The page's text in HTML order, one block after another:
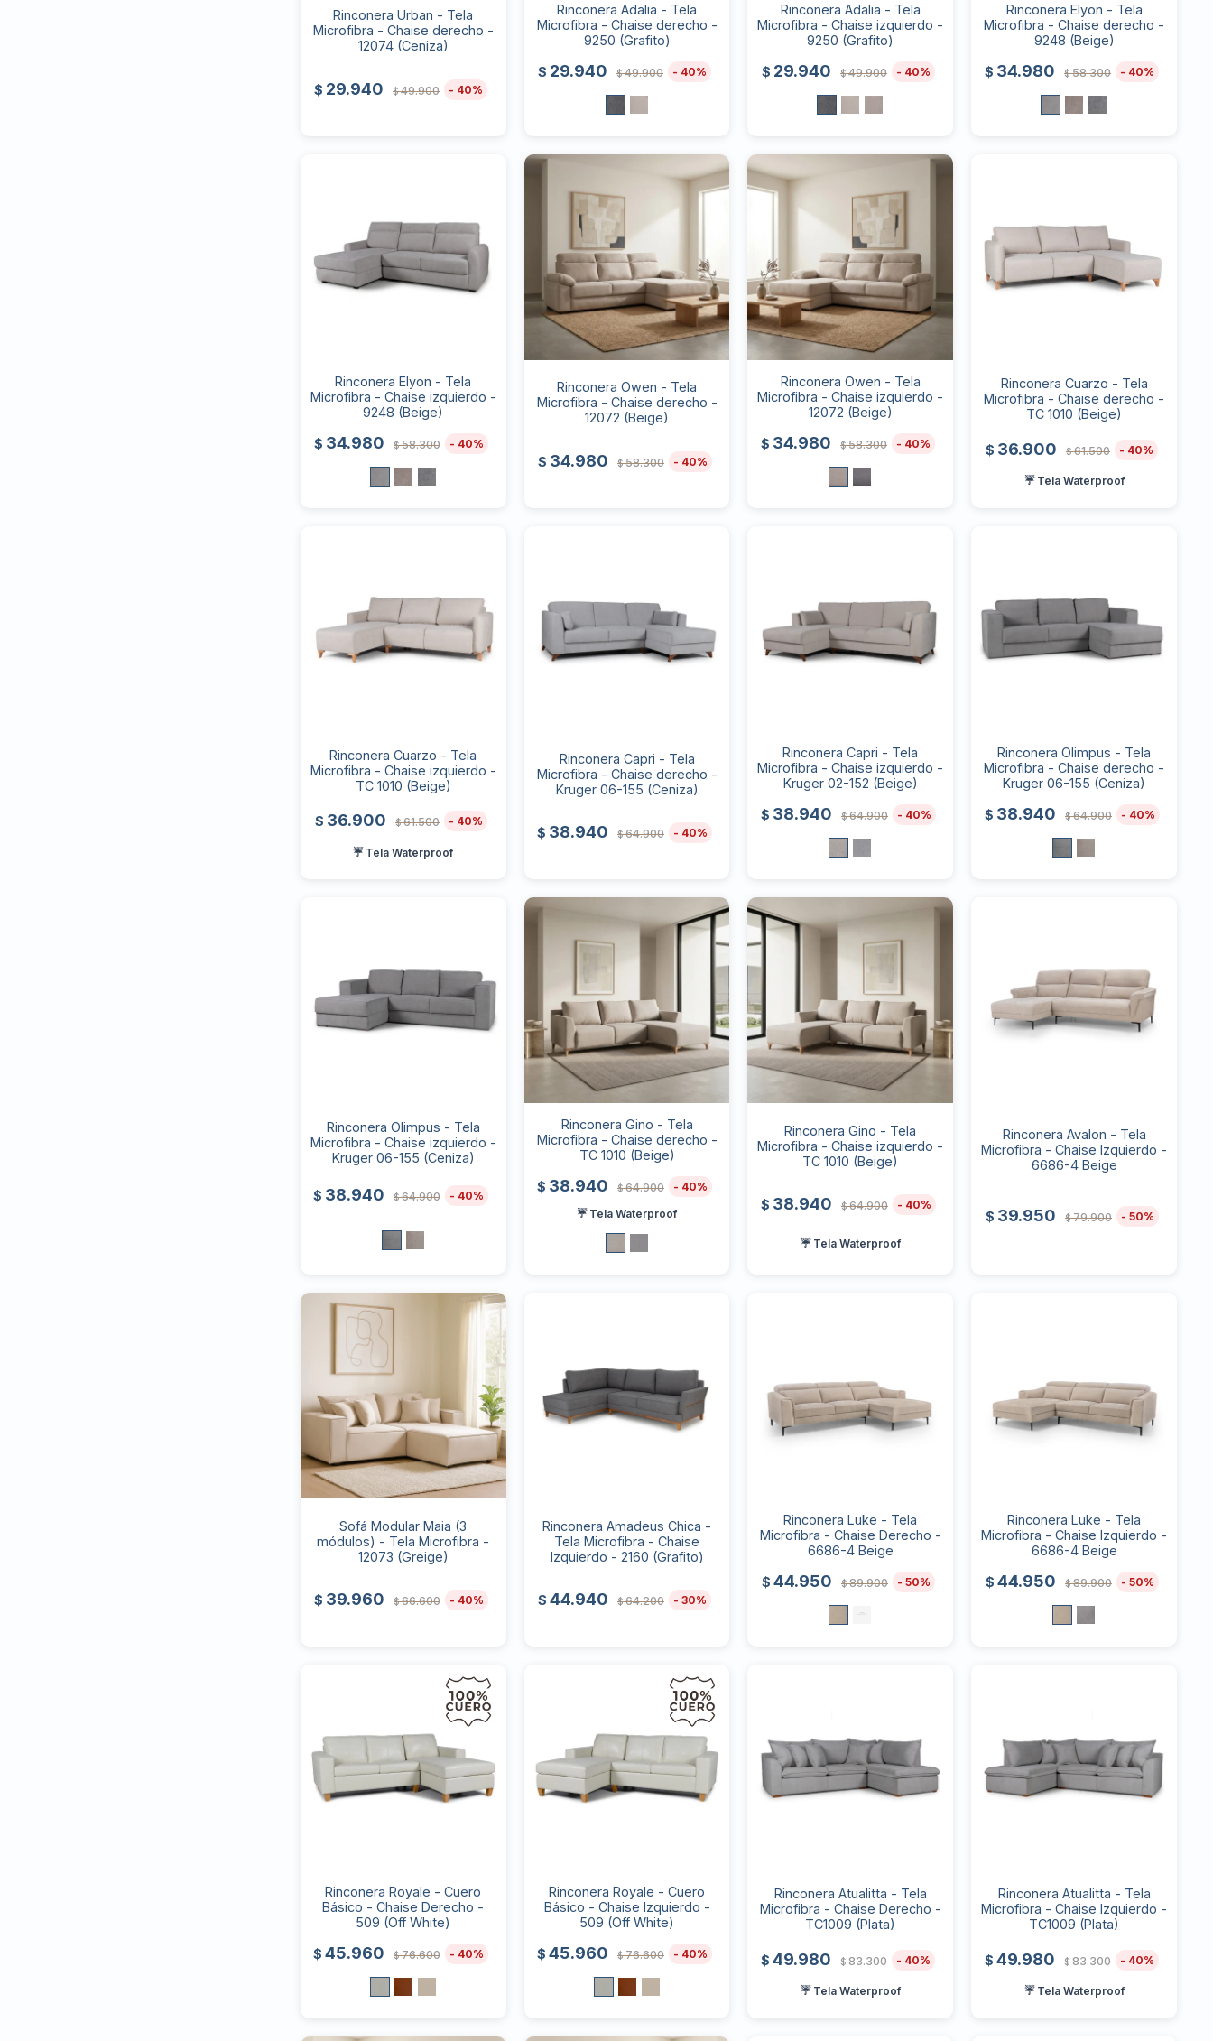
Rinconera Urban - Tela
Microfibra - Chaise derecho -
12074 (Ceniza)
$ 29.940 $ 49.900 40
Rinconera Adalia - Tela
Microfibra - Chaise derecho -
9250 (Grafito)
$ 29.940 $ 49.900 40
Rinconera Adalia - Tela
Microfibra - Chaise izquierdo -
9250 (Grafito)
$ 29.940 $ 49.900 40
Rinconera Elyon - Tela
Microfibra - Chaise derecho -
9248 (Beige)
$ 34.980 $ 58.300 40
Rinconera Elyon - Tela
Microfibra - Chaise izquierdo -
9248 (Beige)
$ 34.980 $ 58.300 40
Rinconera Owen - Tela
Microfibra - Chaise derecho -
12072 (Beige)
$ 34.980 $ 58.300 40
Rinconera Owen - Tela
Microfibra - Chaise izquierdo -
12072 (Beige)
$ 34.980 $ 58.300 40
Rinconera Cuarzo - Tela
Microfibra - Chaise derecho -
TC 1010 (Beige)
$ 36.900 $ 61.500 40
☔ Tela Waterproof
Rinconera Cuarzo - Tela
Microfibra - Chaise izquierdo -
TC 1010 (Beige)
$ 36.900 $ 61.500 40
☔ Tela Waterproof
Rinconera Capri - Tela
Microfibra - Chaise derecho -
Kruger 06-155 (Ceniza)
$ 38.940 $ 64.900 40
Rinconera Capri - Tela
Microfibra - Chaise izquierdo -
Kruger 02-152 (Beige)
$ 38.940 $ 64.900 40
Rinconera Olimpus - Tela
Microfibra - Chaise derecho -
Kruger 06-155 (Ceniza)
$ 38.940 $ 64.900 40
Rinconera Olimpus - Tela
Microfibra - Chaise izquierdo -
Kruger 06-155 (Ceniza)
$ 38.940 $ 64.900 40
Rinconera Gino - Tela
Microfibra - Chaise derecho -
TC 1010 (Beige)
$ 38.940 $ 64.900
40
☔ Tela Waterproof
Rinconera Gino - Tela
Microfibra - Chaise izquierdo -
TC 1010 (Beige)
$ 38.940 $ 64.900 40
☔ Tela Waterproof
Rinconera Avalon - Tela
Microfibra - Chaise Izquierdo -
6686-4 Beige
$ 39.950 $ 79.900 50
Sofá Modular Maia (3
módulos) - Tela Microfibra -
12073 (Greige)
$ 39.960 $ 66.600 40
Rinconera Amadeus Chica -
Tela Microfibra - Chaise
Izquierdo - 2160 (Grafito)
$ 44.940 $ 64.200 30
Rinconera Luke - Tela
Microfibra - Chaise Derecho -
6686-4 Beige
$ 44.950 $ 89.900 50
Rinconera Luke - Tela
Microfibra - Chaise Izquierdo -
6686-4 Beige
$ 44.950 $ 89.900 50
Rinconera Royale - Cuero
Básico - Chaise Derecho -
509 (Off White)
$ 45.960 $ 76.600 40
Rinconera Royale - Cuero
Básico - Chaise Izquierdo -
509 (Off White)
$ 45.960 $ 76.600 40
Rinconera Atualitta - Tela
Microfibra - Chaise Derecho -
TC1009 (Plata)
$ 49.980 $ 83.300 40
☔ Tela Waterproof
Rinconera Atualitta - Tela
Microfibra - Chaise Izquierdo -
TC1009 (Plata)
$ 49.980 $ 83.300 40
☔ Tela Waterproof